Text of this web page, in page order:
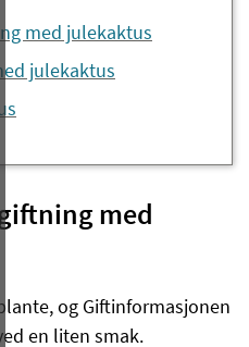
med julekaktus
julekaktus
med
og Giftinformasjonen
en liten smak.